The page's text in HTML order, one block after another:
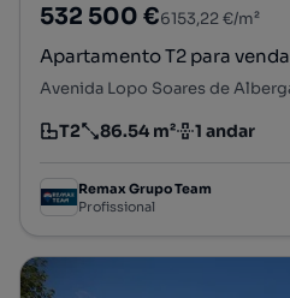
532 500 €6153,22 €/m²
Apartamento T2 para venda
Tipologia
T2
Preço por metro quadrado
86.54 m²
Andar 1 andar
Remax Grupo Team
Profissional